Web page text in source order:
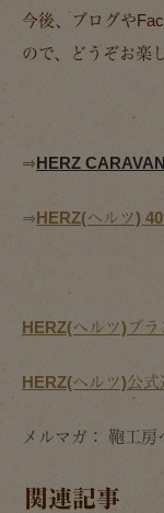
今後、ブログや
ので、どうぞお楽
⇒HERZ
⇒HERZ(ヘルツ)
HERZ(ヘルツ)ブラ
HERZ(ヘルツ)公式
メルマガ： 鞄工
関連記事